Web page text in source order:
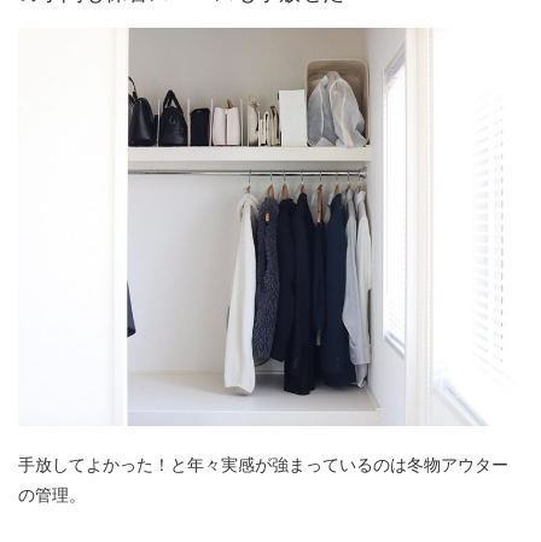
手放してよかった！と年々実感が強まっているのは冬物アウター
の管理。